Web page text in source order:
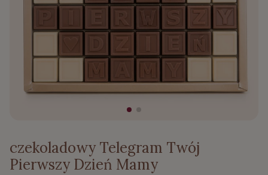
czekoladowy Telegram Twój
Pierwszy Dzień Mamy